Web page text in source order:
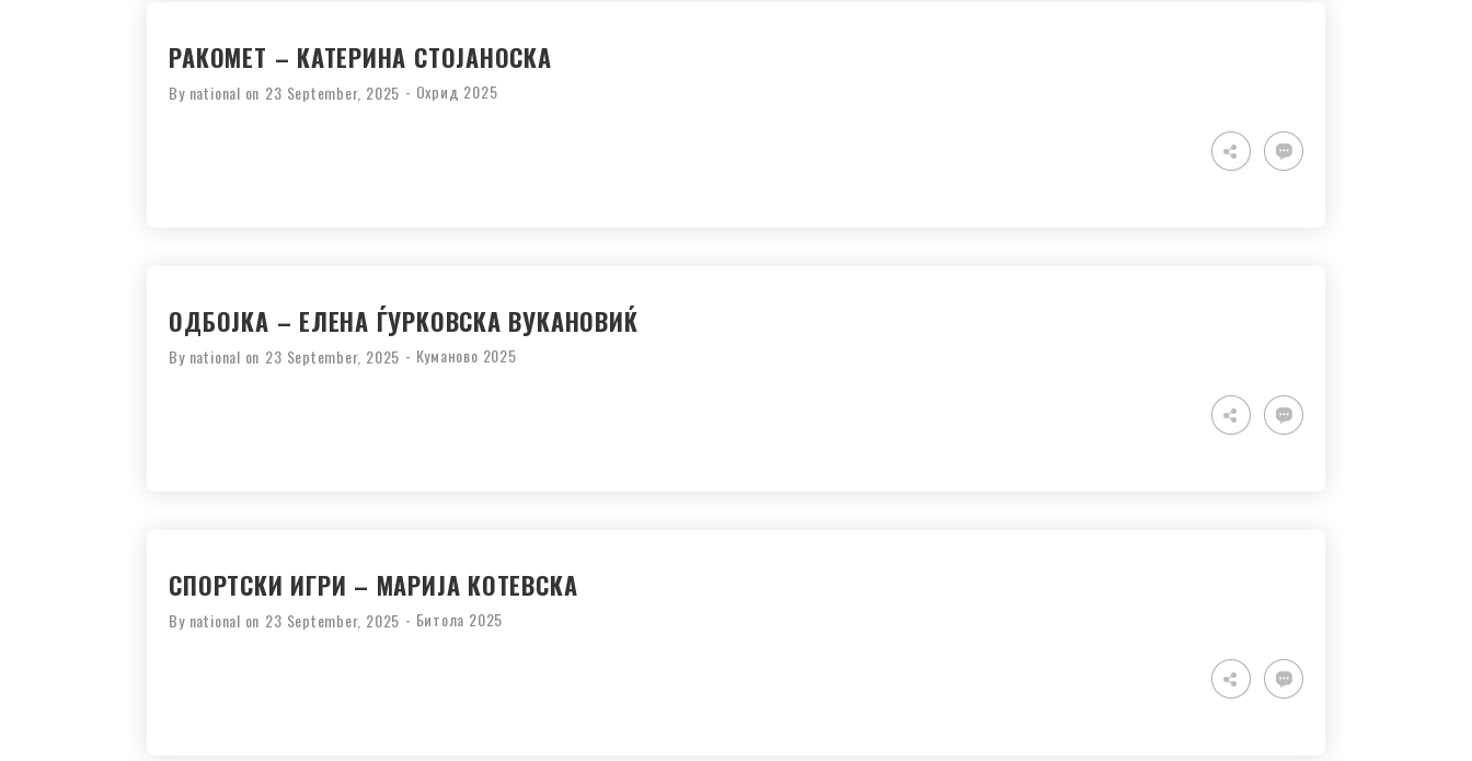
РАКОМЕТ – КАТЕРИНА СТОЈАНОСКА
By national on 23 September, 2025 - Охрид 2025
ОДБОЈКА – ЕЛЕНА ЃУРКОВСКА ВУКАНОВИЌ
By national on 23 September, 2025 - Куманово 2025
СПОРТСКИ ИГРИ – МАРИЈА КОТЕВСКА
By national on 23 September, 2025 - Битола 2025